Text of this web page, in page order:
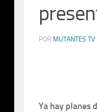
POR MUTANTES TV
Ya hay planes